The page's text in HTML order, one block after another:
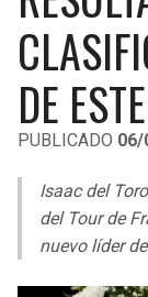
LIGA DE
LEAGUES CUP
UEFA EUROPA
UEFA
MLS
COPA
LIGA BETPLAY
RAIDERS
CHARGERS
BENGALS
BROWNS
CAVALIERS
PISTONS
BUCKS
HAWKS
DE
PUBLICADO 06/
Isaac del
del Tour de
nuevo líder